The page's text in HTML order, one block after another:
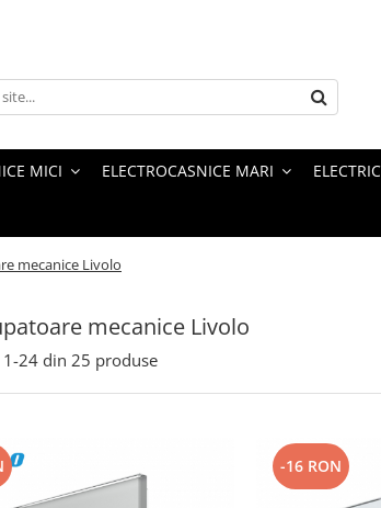
MICI ELECTROCASNICE MARI
mecanice Livolo
mecanice Livolo
1-24 din 25 produse
-16 RON